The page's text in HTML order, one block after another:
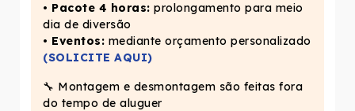
• Pacote 4 horas: prolongamento para meio
dia de diversão
• Eventos: mediante orçamento personalizado
(SOLICITE AQUI)
🔧 Montagem e desmontagem são feitas fora
do tempo de aluguer